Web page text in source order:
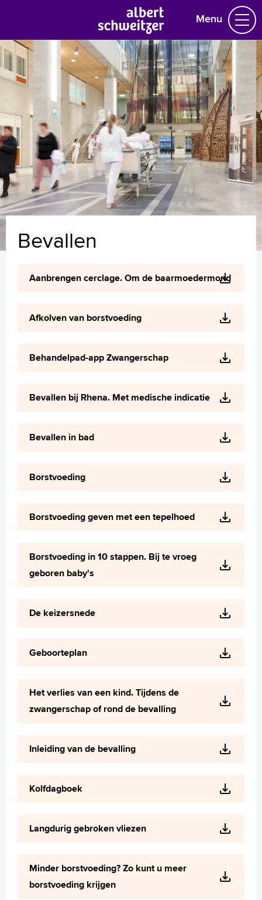
Menu
Homepage
Praktische informatie
Specialismen
Werken en leren
Medewerkers
Contact
MijnASz
Language
English
Polski
Bevallen
Aanbrengen cerclage. Om de baarmoedermond
Afkolven van borstvoeding
Behandelpad-app Zwangerschap
Bevallen bij Rhena. Met medische indicatie
Bevallen in bad
Borstvoeding
Borstvoeding geven met een tepelhoed
Borstvoeding in 10 stappen. Bij te vroeg
geboren baby's
De keizersnede
Geboorteplan
Het verlies van een kind. Tijdens de
zwangerschap of rond de bevalling
Inleiding van de bevalling
Kolfdagboek
Langdurig gebroken vliezen
Minder borstvoeding? Zo kunt u meer
borstvoeding krijgen